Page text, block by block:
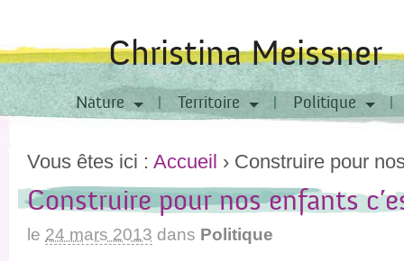
Christina Meissner
Nature Territoire Politique
Vous êtes ici : Accueil › Construire pour
Construire pour nos enfants
le 24 mars 2013 dans Politique